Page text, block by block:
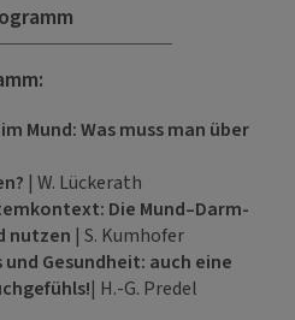
Mund: Was muss man über
| W. Lückerath
Die Mund–Darm-
nutzen | S. Kumhofer
Gesundheit: auch eine
| H.-G. Predel